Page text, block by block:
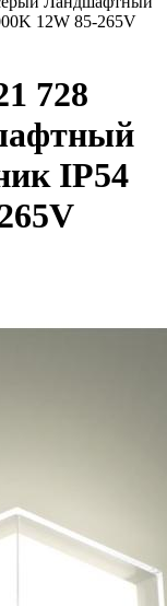
12W 85-265V
728
IP54